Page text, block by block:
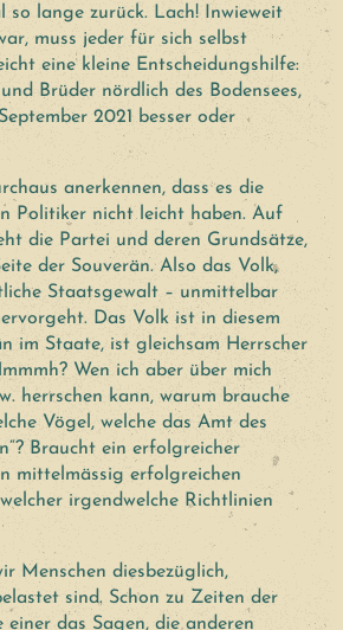
so lange zurück. Lach! Inwieweit
muss jeder für sich selbst
eine kleine Entscheidungshilfe:
Brüder nördlich des Bodensees,
2021 besser oder
anerkennen, dass es die
Politiker nicht leicht haben. Auf
die Partei und deren Grundsätze,
der Souverän. Also das Volk,
Staatsgewalt – unmittelbar
Das Volk ist in diesem
im Staate, ist gleichsam Herrscher
Wen ich aber über mich
herrschen kann, warum brauche
Vögel, welche das Amt des
Braucht ein erfolgreicher
mittelmässig erfolgreichen
irgendwelche Richtlinien
Menschen diesbezüglich,
sind. Schon zu Zeiten der
einer das Sagen, die anderen